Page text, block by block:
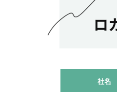
ロ
社名